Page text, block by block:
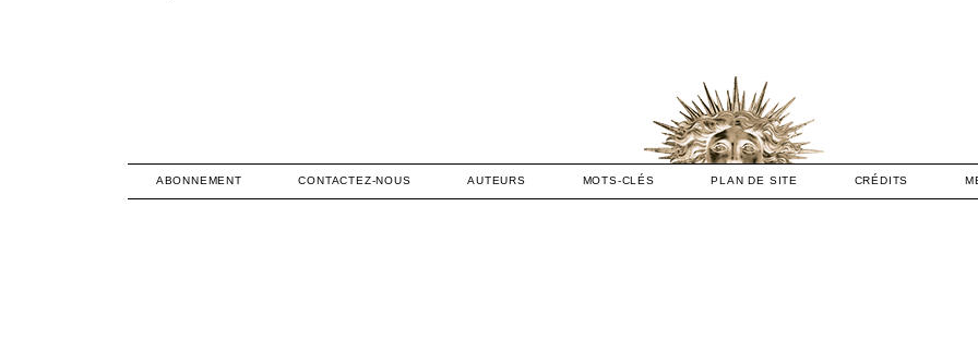
ABONNEMENT CONTACTEZ-NOUS AUTEURS MOTS-CLÉS PLAN DE SITE CRÉDITS